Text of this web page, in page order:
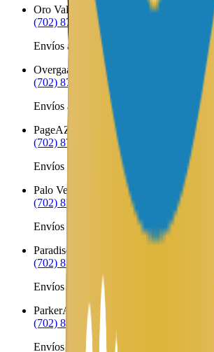
Oro Valley
AZ
(702) 879-8299
Envíos a Nicaragua desde Oro Valley
Overgaard
(702) 879-8299
Envíos a Nicaragua desde Overgaard
PageAZ
(702) 879-8299
Envíos a Nicaragua desde Page
Palo Verde
(702) 879-8299
Envíos a Nicaragua desde Palo Verde
Paradise Valley
(702) 879-8299
Envíos a Nicaragua desde Paradise Valley
ParkerAZ
(702) 879-8299
Envíos a Nicaragua desde Parker